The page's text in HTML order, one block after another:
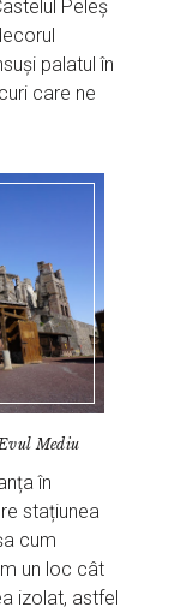
Peleș
palatul în
care ne
Mediu
în
stațiunea
cum
un loc cât
izolat, astfel